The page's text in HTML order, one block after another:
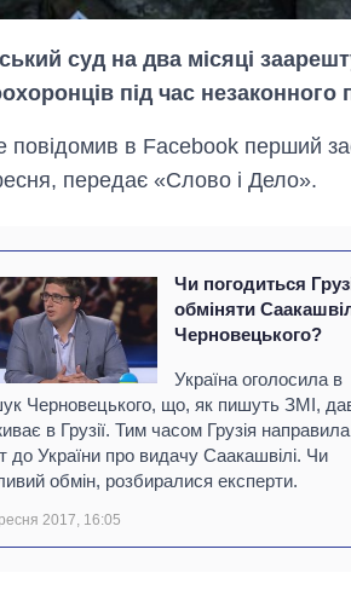
суд на два місяці
під час незаконного
повідомив в Faceboоk перший
передає «Слово і Дело».
Чи погодиться
обміняти
Черновецького?
Україна оголосила в
Черновецького, що, як пишуть ЗМІ,
в Грузії. Тим часом Грузія направила
до України про видачу Саакашвілі. Чи
обмін, розбиралися експерти.
2017, 16:05